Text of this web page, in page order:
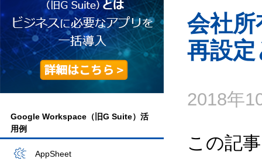
Google Workspace（旧G Suite）活
用例
AppSheet
会社
再設
2018年
この記